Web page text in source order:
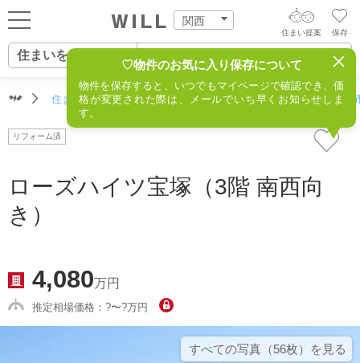
関西
ログイン
新規会員登録
住まいを売る
町を知る
保存
住まい提案
住まいをさがす
住まいをさがす
自宅の相場をみる
住まい事例をさが
す
街・施設をさがす
スタッフをさがす
AIウィルくんの提案
AI住まい提案を受ける
不動産エージェントの提案
相場データを依頼する
住まいをさがす（関西） 住所からさがす 不動産(宝塚
♡物件のお気に入り保存について
物件を保存すると、いつでもマイページで確認でき、価
格が変更された際は、メールでいち早くお知らせしま
す。
リフォーム済
ローズハイツ宝塚（3階 南西向
き）
4,080万円
推定相場価格：?〜?万円
すべての写真（56枚）を⾒る